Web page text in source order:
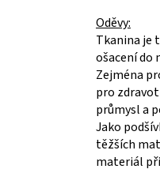
Oděvy:
Tkanina je
ošacení do
Zejména
pro
průmysl a
Jako
těžších
materiál